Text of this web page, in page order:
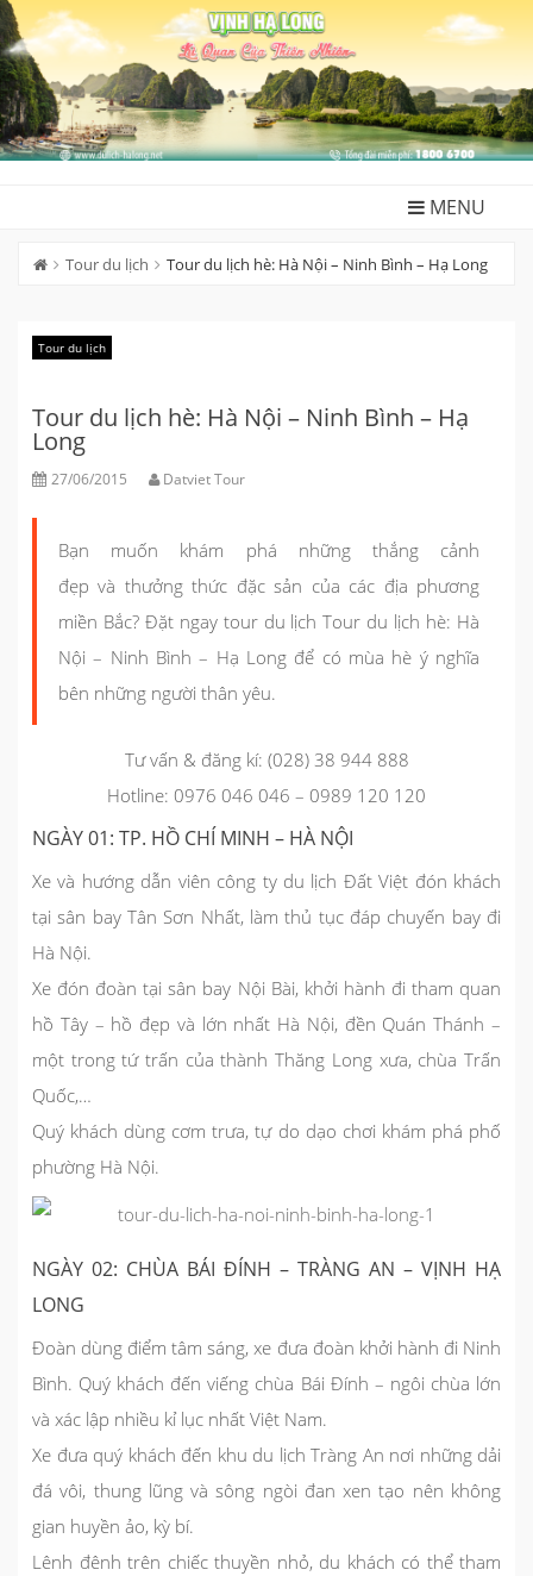
Skip
to
content
MENU
Tour du lịch Tour du lịch hè: Hà Nội – Ninh Bình – Hạ Long
Tour du lịch
Tour du lịch hè: Hà Nội – Ninh Bình – Hạ
Long
27/06/2015 Datviet Tour
Bạn muốn khám phá những thắng cảnh
đẹp và thưởng thức đặc sản của các địa phương
miền Bắc? Đặt ngay tour du lịch Tour du lịch hè: Hà
Nội – Ninh Bình – Hạ Long để có mùa hè ý nghĩa
bên những người thân yêu.
Tư vấn & đăng kí: (028) 38 944 888
Hotline: 0976 046 046 – 0989 120 120
NGÀY 01: TP. HỒ CHÍ MINH – HÀ NỘI
Xe và hướng dẫn viên công ty du lịch Đất Việt đón khách
tại sân bay Tân Sơn Nhất, làm thủ tục đáp chuyến bay đi
Hà Nội.
Xe đón đoàn tại sân bay Nội Bài, khởi hành đi tham quan
hồ Tây – hồ đẹp và lớn nhất Hà Nội, đền Quán Thánh –
một trong tứ trấn của thành Thăng Long xưa, chùa Trấn
Quốc,…
Quý khách dùng cơm trưa, tự do dạo chơi khám phá phố
phường Hà Nội.
NGÀY 02: CHÙA BÁI ĐÍNH – TRÀNG AN – VỊNH HẠ
LONG
Đoàn dùng điểm tâm sáng, xe đưa đoàn khởi hành đi Ninh
Bình. Quý khách đến viếng chùa Bái Đính – ngôi chùa lớn
và xác lập nhiều kỉ lục nhất Việt Nam.
Xe đưa quý khách đến khu du lịch Tràng An nơi những dải
đá vôi, thung lũng và sông ngòi đan xen tạo nên không
gian huyền ảo, kỳ bí.
Lênh đênh trên chiếc thuyền nhỏ, du khách có thể tham